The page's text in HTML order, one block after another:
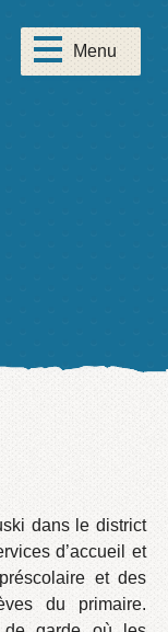
dans le district
d’accueil et
et des
du primaire.